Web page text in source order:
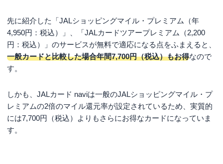
先に紹介した「JALショッピングマイル・プレミアム（年
4,950円：税込）」、「JALカードツアープレミアム（2,200
円：税込）」のサービスが無料で適応になる点をふまえると、
一般カードと比較した場合年間7,700円（税込）もお得なので
す。
しかも、JALカード naviは一般のJALショッピングマイル・プ
レミアムの2倍のマイル還元率が設定されているため、実質的
には7,700円（税込）よりもさらにお得なカードになっていま
す。